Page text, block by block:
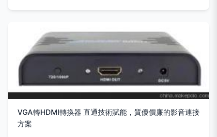
VGA轉HDMI轉換器 直通技術賦能，質優價廉的影音連接
方案